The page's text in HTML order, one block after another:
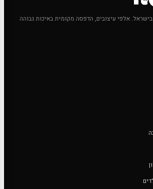
אלפי עיצובים, הדפסה מקומית באיכות גבוהה